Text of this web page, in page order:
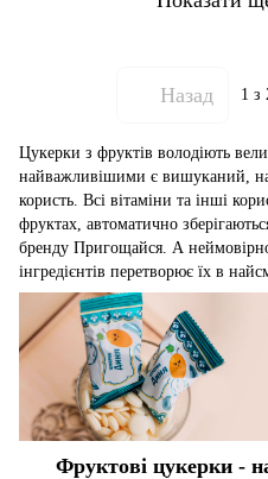
Назад 1 з
Цукерки з фруктів володіють
найважливішими є вишуканий,
користь. Всі вітаміни та інші
фруктах, автоматично
бренду Пригощайся. А
інгредієнтів перетворює їх в
Фруктові цукерки -